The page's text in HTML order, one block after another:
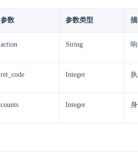
参数 参数类型
action String 响
ret_code Integer
counts Integer